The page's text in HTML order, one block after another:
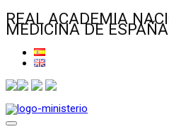
REAL ACADEMIA
MEDICINA DE ESPAÑA